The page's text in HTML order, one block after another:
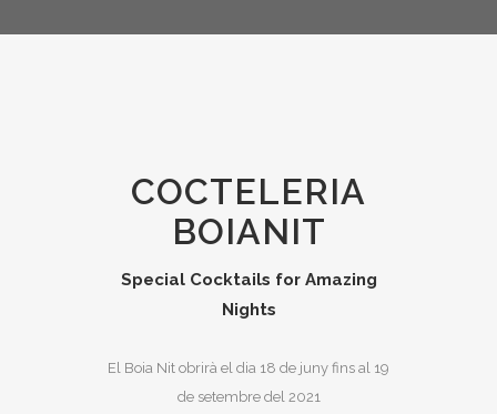
COCTELERIA
BOIANIT
Special Cocktails for Amazing
Nights
El Boia Nit obrirà el dia 18 de juny fins al 19
de setembre del 2021